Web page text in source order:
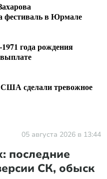
фестиваль в Юрмале
года рождения
сделали тревожное
05 августа 2026 в 13:44
последние
СК, обыск